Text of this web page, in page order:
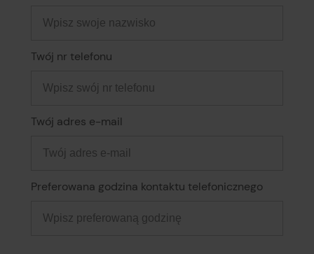
Twój nr telefonu
Twój adres e-mail
Preferowana godzina kontaktu telefonicznego